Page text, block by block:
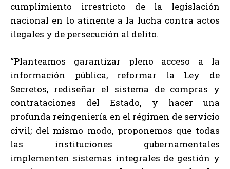
cumplimiento irrestricto de la legislación
nacional en lo atinente a la lucha contra actos
ilegales y de persecución al delito.
“Planteamos garantizar pleno acceso a la
información pública, reformar la Ley de
Secretos, rediseñar el sistema de compras y
contrataciones del Estado, y hacer una
profunda reingeniería en el régimen de servicio
civil; del mismo modo, proponemos que todas
las instituciones gubernamentales
implementen sistemas integrales de gestión y